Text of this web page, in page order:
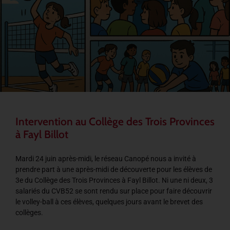
Intervention au Collège des Trois Provinces
à Fayl Billot
Mardi 24 juin après-midi, le réseau Canopé nous a invité à
prendre part à une après-midi de découverte pour les élèves de
3e du Collège des Trois Provinces à Fayl Billot. Ni une ni deux, 3
salariés du CVB52 se sont rendu sur place pour faire découvrir
le volley-ball à ces élèves, quelques jours avant le brevet des
collèges.